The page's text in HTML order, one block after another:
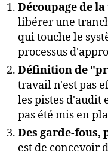
Découpage de
libérer une
qui touche le
processus
Définition de
travail n'est pas
les pistes d'audit
pas été mis en
Des garde-fous,
est de concevoir